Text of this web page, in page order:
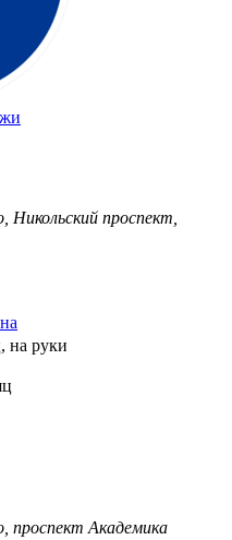
Никольский проспект,
на руки
проспект Академика